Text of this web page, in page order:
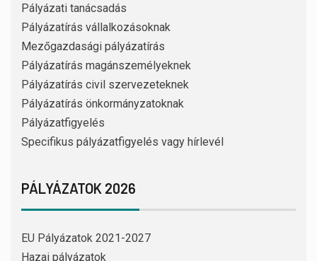
Pályázati tanácsadás
Pályázatírás vállalkozásoknak
Mezőgazdasági pályázatírás
Pályázatírás magánszemélyeknek
Pályázatírás civil szervezeteknek
Pályázatírás önkormányzatoknak
Pályázatfigyelés
Specifikus pályázatfigyelés vagy hírlevél
PÁLYÁZATOK 2026
EU Pályázatok 2021-2027
Hazai pályázatok